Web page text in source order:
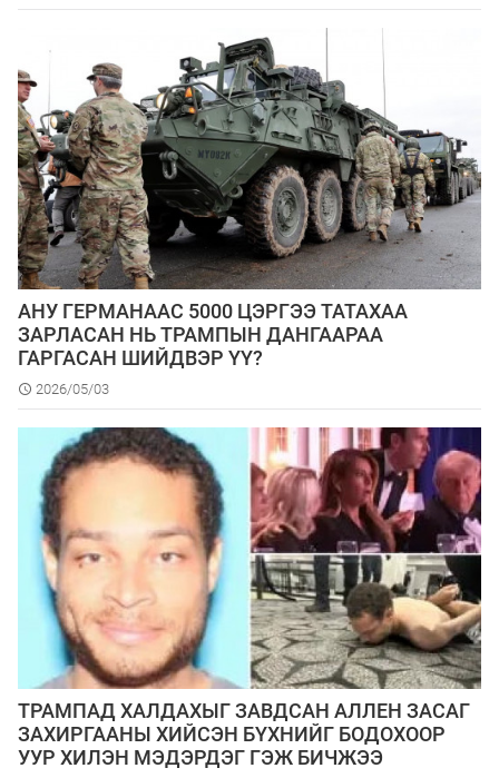
АНУ ГЕРМАНААС 5000 ЦЭРГЭЭ ТАТАХАА
ЗАРЛАСАН НЬ ТРАМПЫН ДАНГААРАА
ГАРГАСАН ШИЙДВЭР ҮҮ?
2026/05/03
ТРАМПАД ХАЛДАХЫГ ЗАВДСАН АЛЛЕН ЗАСАГ
ЗАХИРГААНЫ ХИЙСЭН БҮХНИЙГ БОДОХООР
УУР ХИЛЭН МЭДЭРДЭГ ГЭЖ БИЧЖЭЭ